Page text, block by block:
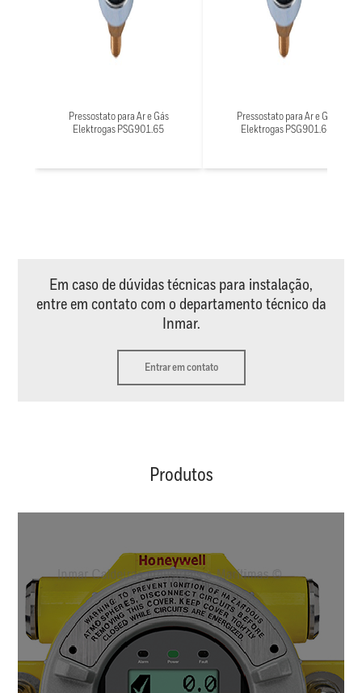
Pressostato para Ar e Gás
Elektrogas PSG901.65
Pressostato para Ar e Gás
Elektrogas PSG901.64
Em caso de dúvidas técnicas para instalação,
entre em contato com o departamento técnico da
Inmar.
Entrar em contato
Produtos